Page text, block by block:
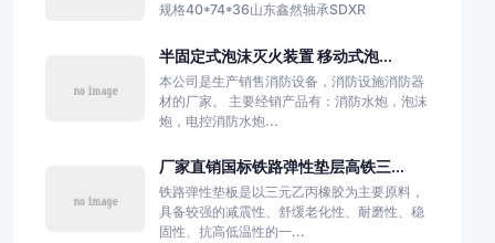
规格40*74*36山东鑫然轴承SDXR
半固定式泡沫灭火装置 移动式泡...
本公司是生产销售消防设备，消防设施消防器
材的厂家。 主要经销产品有：消防水炮，泡沫
炮，电控消防水炮...
厂家直销国标铁路弹性垫层高铁三...
铁路弹性垫板是以三元乙丙橡胶为主要原料，
具备较强的减震性、舒缓老化性、耐磨性、稳
固性、抗高低温性的一...